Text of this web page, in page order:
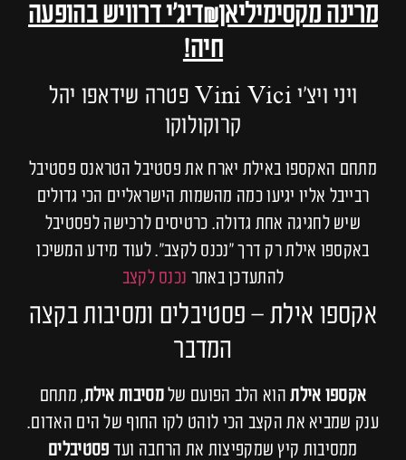
מרינה מקסימיליאן&דיג׳י דרוויש בהופעה
חיה!
ויני ויצ׳י Vini Vici פטרה שידאפו יהל
קרוקולוקו
מתחם האקספו באילת יארח את פסטיבל הטראנס פסטיבל
רבייבל אליו יגיעו כמה מהשמות הישראליים הכי גדולים
שיש לחגיגה אחת גדולה. כרטיסים לרכישה לפסטיבל
באקספו אילת רק דרך ״נכנס לקצב״. לעוד מידע המשיכו
להתעדכן באתר נכנס לקצב
אקספו אילת – פסטיבלים ומסיבות בקצה
המדבר
אקספו אילתהוא הלב הפועם שלמסיבות אילת, מתחם
ענק שמביא את הקצב הכי לוהט לקו החוף של הים האדום.
ממסיבות קיץ שמקפיצות את הרחבה ועד פסטיבלים